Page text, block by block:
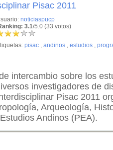
Pisac 2011
noticiaspucp
3.1/5.0 (33 votos)
pisac , andinos , estudios ,
intercambio sobre los
investigadores de
Pisac 2011
Arqueología,
Andinos (PEA).